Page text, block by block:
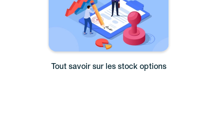
Tout savoir sur les stock options